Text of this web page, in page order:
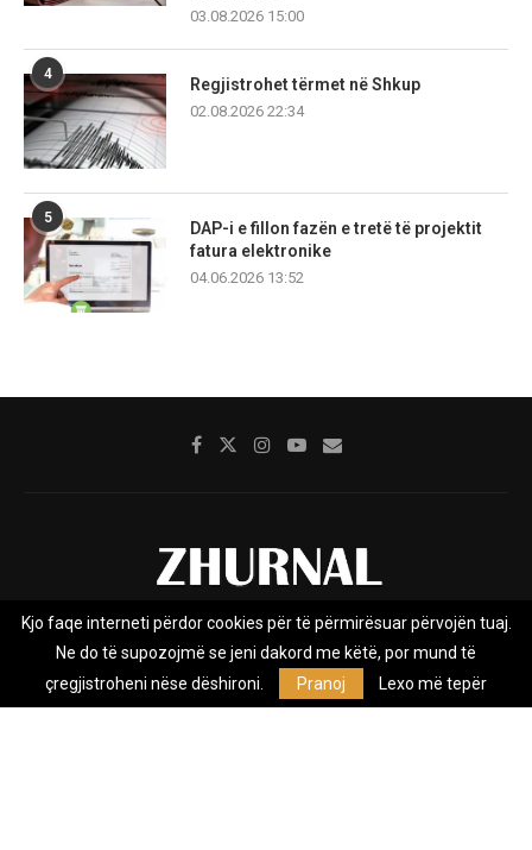
03.08.2026 15:00
4
Regjistrohet tërmet në Shkup
02.08.2026 22:34
5
DAP-i e fillon fazën e tretë të projektit
fatura elektronike
04.06.2026 13:52
Rreth nesh Impresumi Marketing
Kontakt
Privacy Policy
Zhurnal.mk është Agjenci e Lajmeve e pavarur, e themeluar në vitin
Kjo faqe interneti përdor cookies për të përmirësuar përvojën tuaj.
Ne do të supozojmë se jeni dakord me këtë, por mund të
çregjistroheni nëse dëshironi.
Pranoj Lexo më tepër